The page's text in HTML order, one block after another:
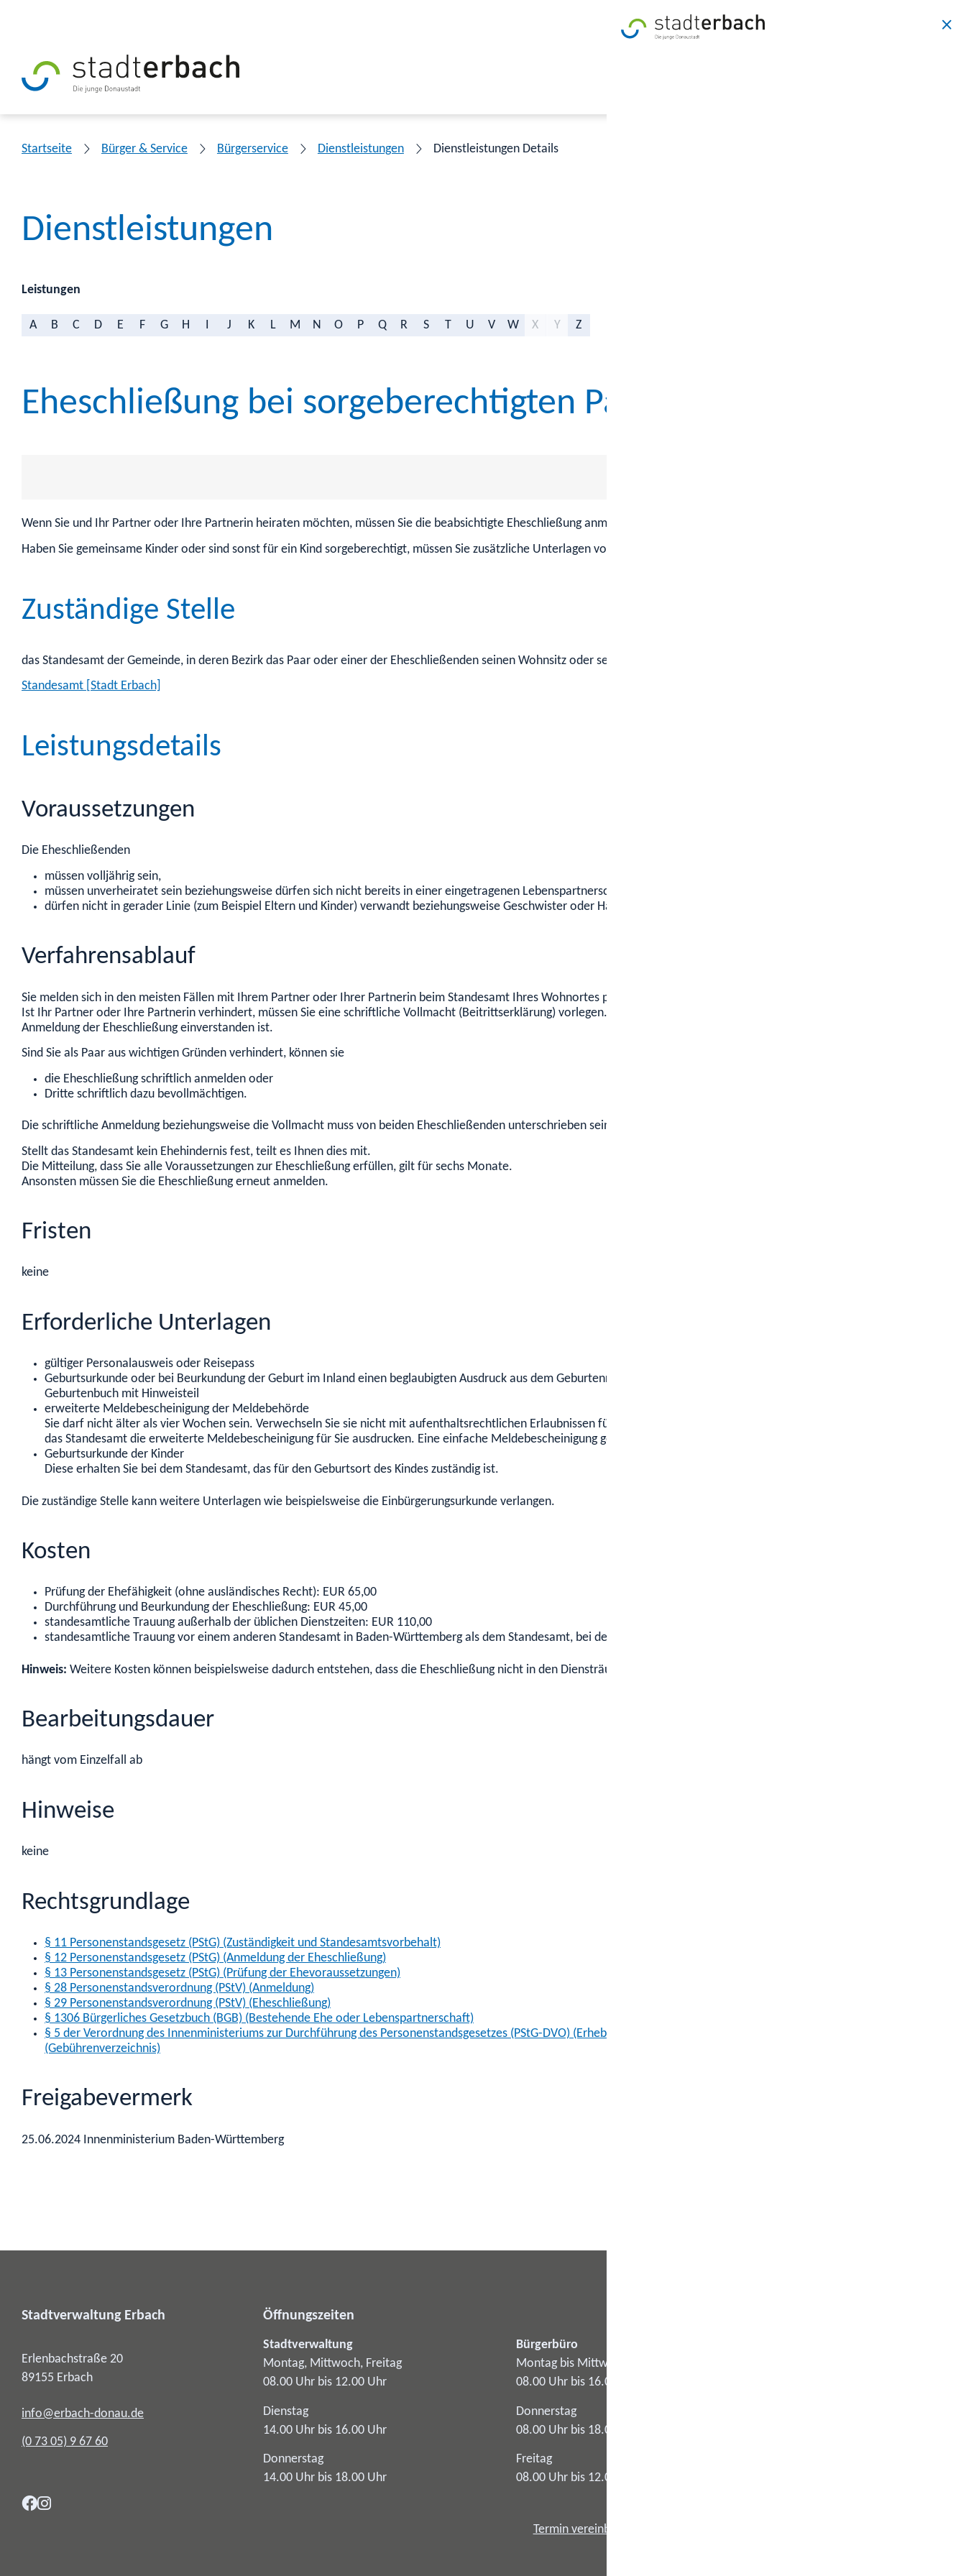
Startseite Bürger & Service Bürgerservice Dienstleistungen Dienstleistungen Details
Dienstleistungen
Leistungen
A B C D E F G H J K L M N O P Q R S T U V W X Y Z
Eheschließung bei sorgeberechtigten Partnern anmelden
Wenn Sie und Ihr Partner oder Ihre Partnerin heiraten möchten, müssen Sie die beabsichtigte Eheschließung anmelden.
Haben Sie gemeinsame Kinder oder sind sonst für ein Kind sorgeberechtigt, müssen Sie zusätzliche Unterlagen vorlegen.
Zuständige Stelle
das Standesamt der Gemeinde, in deren Bezirk das Paar oder einer der Eheschließenden seinen Wohnsitz oder seinen gewöhnlichen Aufenthalt hat
Standesamt [Stadt Erbach]
Leistungsdetails
Voraussetzungen
Die Eheschließenden
müssen volljährig sein,
müssen unverheiratet sein beziehungsweise dürfen sich nicht bereits in einer eingetragenen Lebenspartnerschaft befinden und
dürfen nicht in gerader Linie (zum Beispiel Eltern und Kinder) verwandt beziehungsweise Geschwister oder Halbgeschwister sein.
Verfahrensablauf
Sie melden sich in den meisten Fällen mit Ihrem Partner oder Ihrer Partnerin beim Standesamt Ihres Wohnortes persönlich an.
Ist Ihr Partner oder Ihre Partnerin verhindert, müssen Sie eine schriftliche Vollmacht (Beitrittserklärung) vorlegen. Darin bestätigt die jeweils andere Person, dass sie mit der
Anmeldung der Eheschließung einverstanden ist.
Sind Sie als Paar aus wichtigen Gründen verhindert, können sie
die Eheschließung schriftlich anmelden oder
Dritte schriftlich dazu bevollmächtigen.
Die schriftliche Anmeldung beziehungsweise die Vollmacht muss von beiden Eheschließenden unterschrieben sein.
Stellt das Standesamt kein Ehehindernis fest, teilt es Ihnen dies mit.
Die Mitteilung, dass Sie alle Voraussetzungen zur Eheschließung erfüllen, gilt für sechs Monate.
Ansonsten müssen Sie die Eheschließung erneut anmelden.
Fristen
keine
Erforderliche Unterlagen
gültiger Personalausweis oder Reisepass
Geburtsurkunde oder bei Beurkundung der Geburt im Inland einen beglaubigten Ausdruck aus dem Geburtenregister mit Hinweisteil oder eine beglaubigte Abschrift aus dem
Geburtenbuch mit Hinweisteil
erweiterte Meldebescheinigung der Meldebehörde
Sie darf nicht älter als vier Wochen sein. Verwechseln Sie sie nicht mit aufenthaltsrechtlichen Erlaubnissen für ausländische Staatsangehörige. In manchen Gemeinden kann
das Standesamt die erweiterte Meldebescheinigung für Sie ausdrucken. Eine einfache Meldebescheinigung genügt nicht.
Geburtsurkunde der Kinder
Diese erhalten Sie bei dem Standesamt, das für den Geburtsort des Kindes zuständig ist.
Die zuständige Stelle kann weitere Unterlagen wie beispielsweise die Einbürgerungsurkunde verlangen.
Kosten
Prüfung der Ehefähigkeit (ohne ausländisches Recht): EUR 65,00
Durchführung und Beurkundung der Eheschließung: EUR 45,00
standesamtliche Trauung außerhalb der üblichen Dienstzeiten: EUR 110,00
standesamtliche Trauung vor einem anderen Standesamt in Baden-Württemberg als dem Standesamt, bei dem Sie die Eheschließung angemeldet haben: EUR 45,00
Hinweis: Weitere Kosten können beispielsweise dadurch entstehen, dass die Eheschließung nicht in den Diensträumen am Amtssitz des Standesamts stattfindet.
Bearbeitungsdauer
hängt vom Einzelfall ab
Hinweise
keine
Rechtsgrundlage
§ 11 Personenstandsgesetz (PStG) (Zuständigkeit und Standesamtsvorbehalt)
§ 12 Personenstandsgesetz (PStG) (Anmeldung der Eheschließung)
§ 13 Personenstandsgesetz (PStG) (Prüfung der Ehevoraussetzungen)
§ 28 Personenstandsverordnung (PStV) (Anmeldung)
§ 29 Personenstandsverordnung (PStV) (Eheschließung)
§ 1306 Bürgerliches Gesetzbuch (BGB) (Bestehende Ehe oder Lebenspartnerschaft)
§ 5 der Verordnung des Innenministeriums zur Durchführung des Personenstandsgesetzes (PStG-DVO) (Erhebung von Gebühren und Auslagen)
(Gebührenverzeichnis)
Freigabevermerk
25.06.2024 Innenministerium Baden-Württemberg
Stadtverwaltung Erbach
Erlenbachstraße 20
89155 Erbach
info@erbach-donau.de
(0 73 05) 9 67 60
Öffnungszeiten
Stadtverwaltung
Montag, Mittwoch, Freitag
08.00 Uhr bis 12.00 Uhr
Dienstag
14.00 Uhr bis 16.00 Uhr
Donnerstag
14.00 Uhr bis 18.00 Uhr
Bürgerbüro
Montag bis Mittwoch
08.00 Uhr bis 16.00 Uhr
Donnerstag
08.00 Uhr bis 18.00 Uhr
Freitag
08.00 Uhr bis 12.00 Uhr
Termin vereinbaren